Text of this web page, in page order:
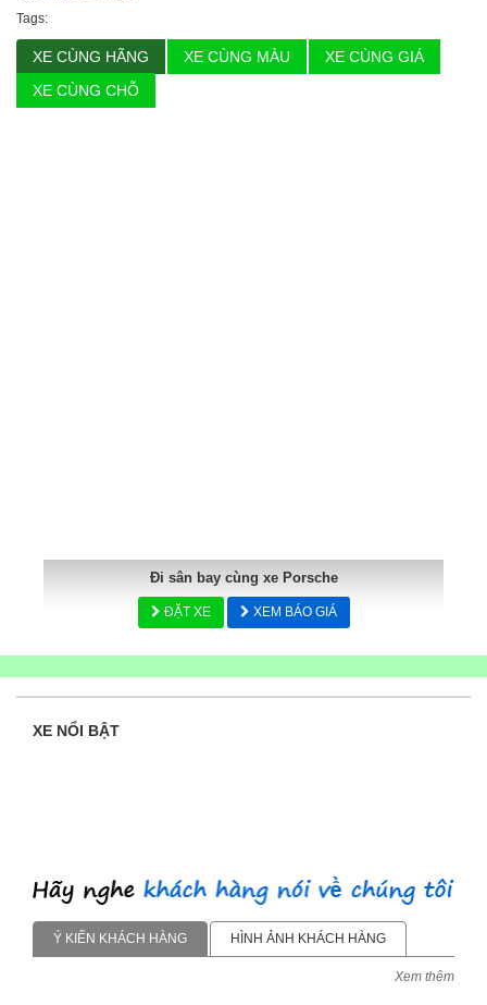
Tags:
XE CÙNG HÃNG XE CÙNG MÀU
XE CÙNG GIÁ
XE CÙNG CHỖ
Đi sân bay cùng xe Porsche
ĐẶT XE XEM BÁO GIÁ
XE NỔI BẬT
Ý KIẾN KHÁCH HÀNG HÌNH ẢNH KHÁCH HÀNG
Xem thêm